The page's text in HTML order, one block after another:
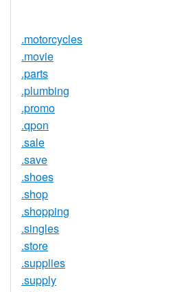
.motorcycles
.movie
.parts
.plumbing
.promo
.qpon
.sale
.save
.shoes
.shop
.shopping
.singles
.store
.supplies
.supply